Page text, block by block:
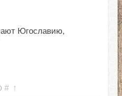
Югославию,
# ↑